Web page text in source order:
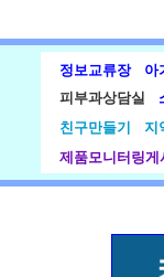
정보교류장
아
피부과상담실
친구만들기
지
제품모니터링게